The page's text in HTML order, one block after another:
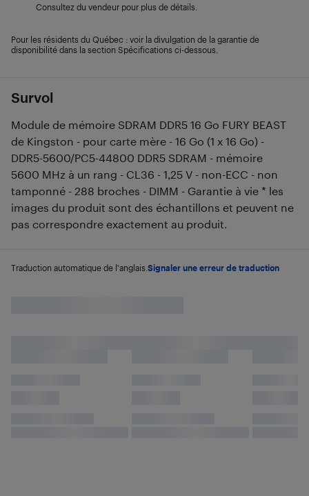
Survol
Module de mémoire SDRAM DDR5 16 Go FURY BEAST
de Kingston - pour carte mère - 16 Go (1 x 16 Go) -
DDR5-5600/PC5-44800 DDR5 SDRAM - mémoire
5600 MHz à un rang - CL36 - 1,25 V - non-ECC - non
tamponné - 288 broches - DIMM - Garantie à vie * les
images du produit sont des échantillons et peuvent ne
pas correspondre exactement au produit.
Traduction automatique de l'anglais. Signaler une erreur de traduction
Consultez du vendeur pour plus de détails.
Pour les résidents du Québec : voir la divulgation de la garantie de
disponibilité dans la section Spécifications ci-dessous.